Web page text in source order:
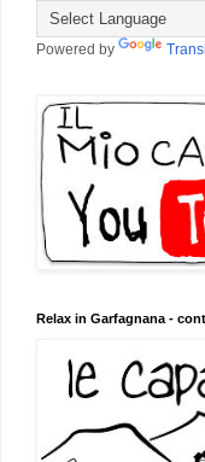
Powered by
Relax in Garfagnana -